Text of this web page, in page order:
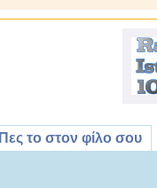
Πες το στον φίλο σου